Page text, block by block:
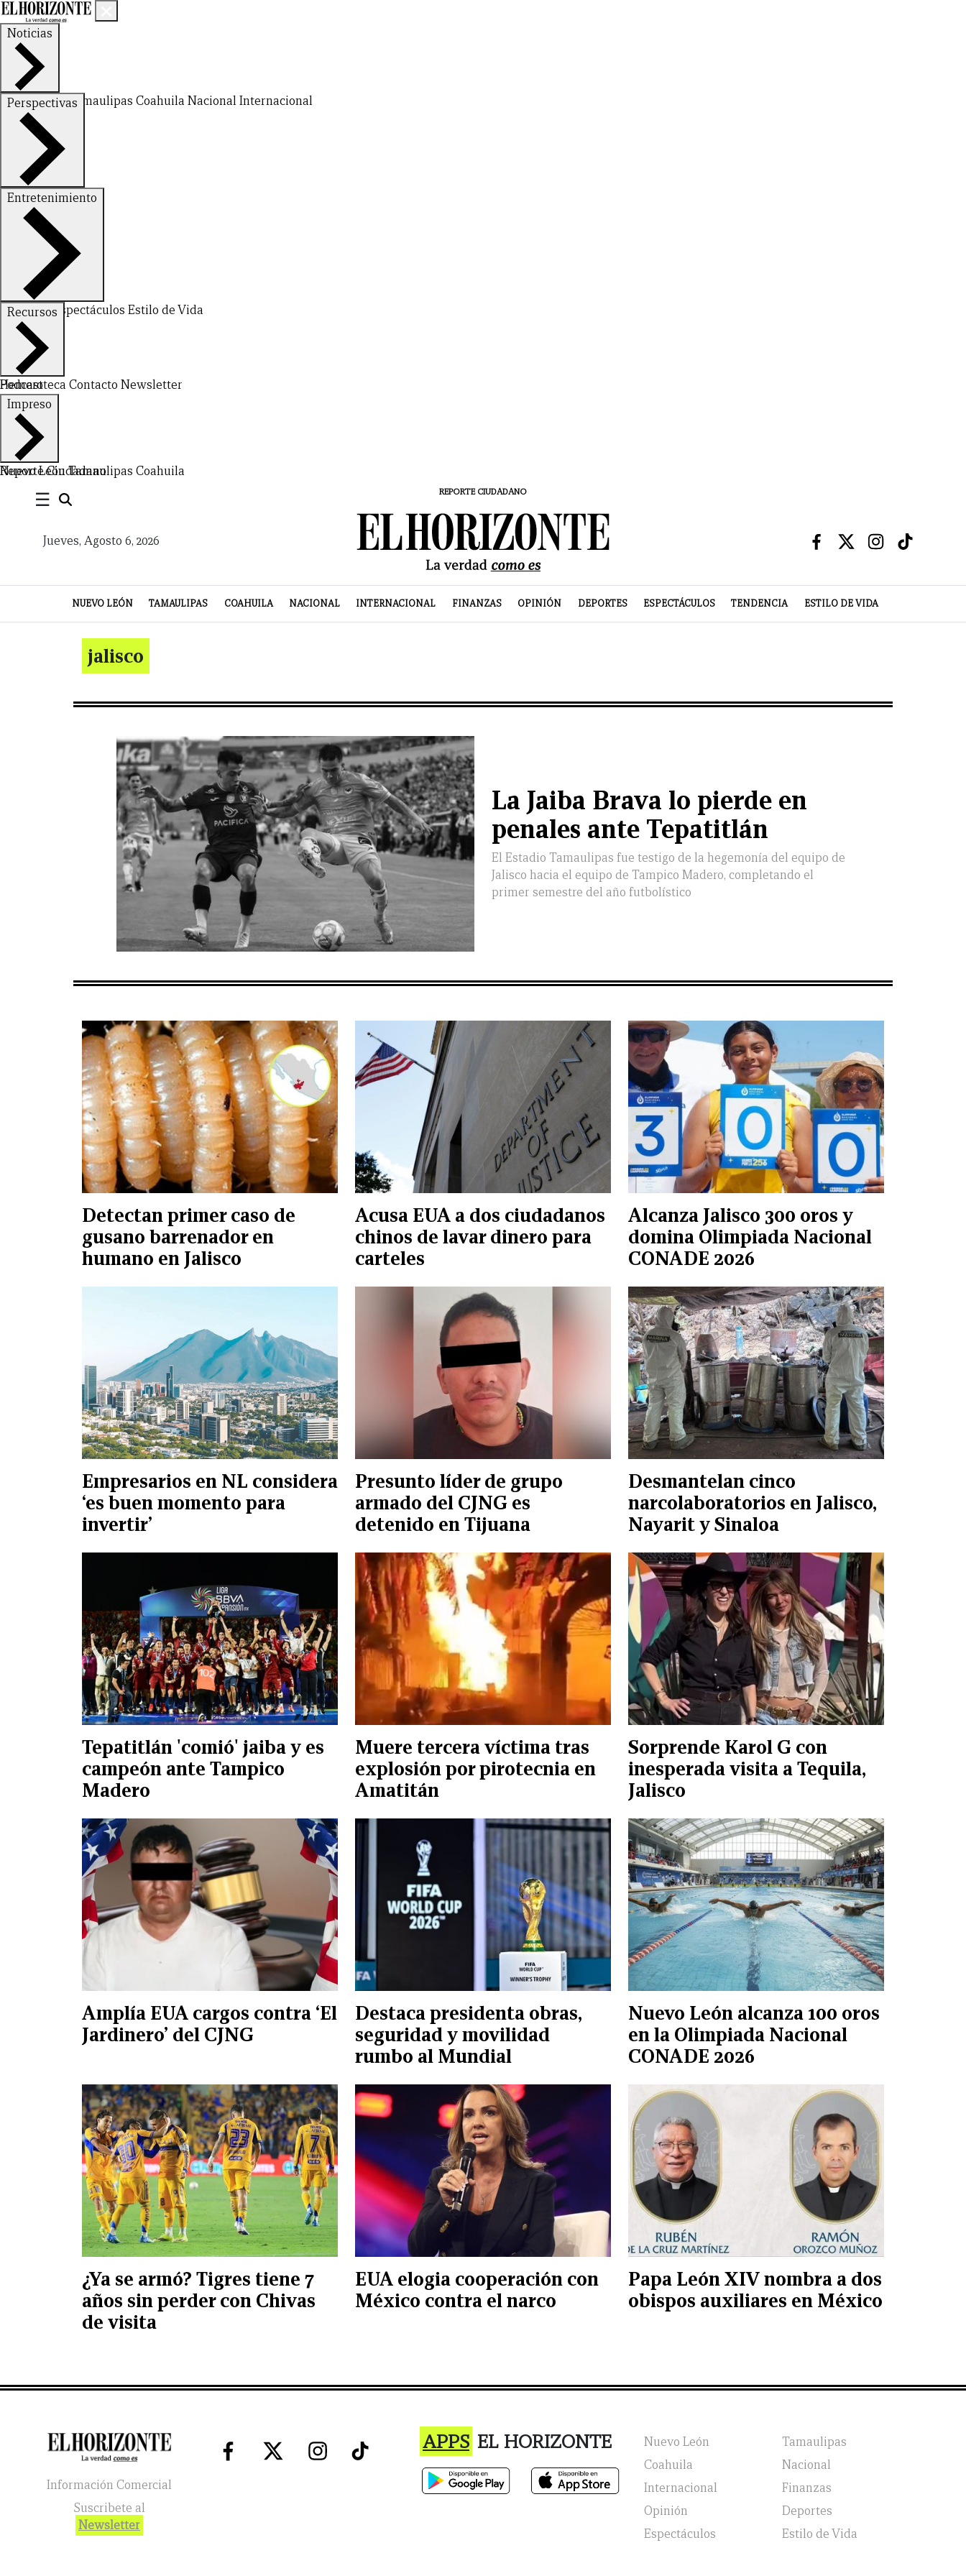
Noticias
Nuevo LeónTamaulipas Coahuila NacionalInternacional
Perspectivas
FinanzasOpinión
Entretenimiento
DeportesEspectáculos Estilo de Vida
Recursos
Hemeroteca Contacto Newsletter
Podcast
Impreso
Nuevo LeónTamaulipas Coahuila
Reporte Ciudadano
☰ REPORTE CIUDADANO
Jueves, Agosto 6, 2026
NUEVO LEÓN TAMAULIPAS COAHUILA NACIONAL INTERNACIONAL FINANZAS OPINIÓN DEPORTES ESPECTÁCULOS TENDENCIA ESTILO DE VIDA
CERRAR
NUEVO
TAMAULIPAS
COAHUILA
NACIONAL
INTERNACIONAL
FINANZAS
OPINIÓN
DEPORTES
ESPECTÁCULOS
TENDENCIA
ESTILO
VIDA
PODCAST
CONTACTO
NEWSLETTER
HEMEROTECA
SUPLEMENTOS
jalisco
La Jaiba Brava lo pierde en
penales ante Tepatitlán
El Estadio Tamaulipas fue testigo de la hegemonía del equipo de
Jalisco hacia el equipo de Tampico Madero, completando el
primer semestre del año futbolístico
Detectan primer caso de
gusano barrenador en
humano en Jalisco
Acusa EUA a dos ciudadanos
chinos de lavar dinero para
carteles
Alcanza Jalisco 300 oros y
domina Olimpiada Nacional
CONADE 2026
Empresarios en NL considera
‘es buen momento para
invertir’
Presunto líder de grupo
armado del CJNG es
detenido en Tijuana
Desmantelan cinco
narcolaboratorios en Jalisco,
Nayarit y Sinaloa
Tepatitlán 'comió' jaiba y es
campeón ante Tampico
Madero
Muere tercera víctima tras
explosión por pirotecnia en
Amatitán
Sorprende Karol G con
inesperada visita a Tequila,
Jalisco
Amplía EUA cargos contra ‘El
Jardinero’ del CJNG
Destaca presidenta obras,
seguridad y movilidad
rumbo al Mundial
Nuevo León alcanza 100 oros
en la Olimpiada Nacional
CONADE 2026
¿Ya se armó? Tigres tiene 7
años sin perder con Chivas
de visita
EUA elogia cooperación con
México contra el narco
Papa León XIV nombra a dos
obispos auxiliares en México
Información Comercial
Suscribete al
Newsletter
APPS EL HORIZONTE Nuevo León
Tamaulipas
Coahuila
Nacional
Internacional
Finanzas
Opinión
Deportes
Espectáculos
Estilo de Vida